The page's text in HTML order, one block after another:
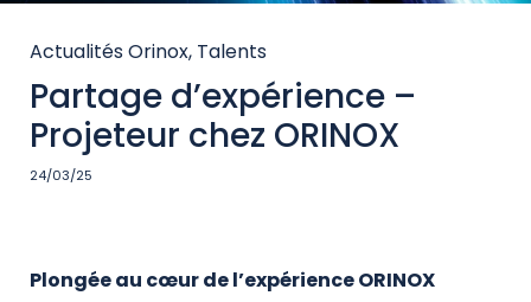
Actualités Orinox, Talents
Partage d’expérience –
Projeteur chez ORINOX
24/03/25
Plongée au cœur de l’expérience ORINOX